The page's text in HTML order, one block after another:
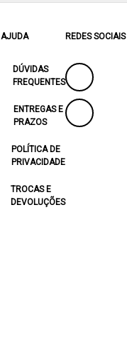
AJUDA
DÚVIDAS
FREQUENTES
ENTREGAS E
PRAZOS
POLÍTICA DE
PRIVACIDADE
TROCAS E
DEVOLUÇÕES
REDES SOCIAIS